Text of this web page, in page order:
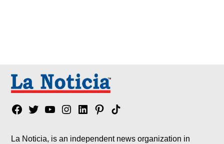
Facebook
TwitterYouTubeInstagram
LinkedinPinterest
Tik
La Noticia, is an independent news organization in